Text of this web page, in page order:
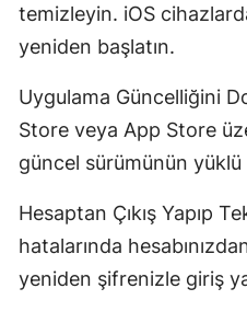
temizleyin. iOS
yeniden başlatın.
Uygulama Güncelliğini
Store veya App Store
güncel sürümünün
Hesaptan Çıkış Yapıp
hatalarında
yeniden şifrenizle giriş